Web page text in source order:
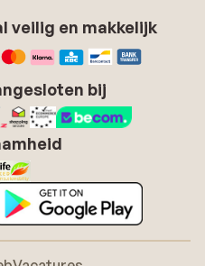
veilig en makkelijk
bij